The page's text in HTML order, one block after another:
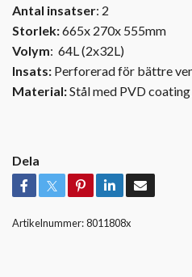
Antal insatser: 2
Storlek:665x 270x 555mm
Volym: 64L (2x32L)
Insats: Perforerad för bättre
Material:Stål med PVD
Dela
Artikelnummer:8011808x